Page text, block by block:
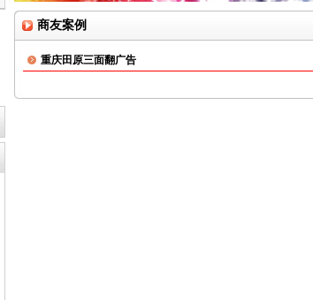
商友案例
重庆田原三面翻广告